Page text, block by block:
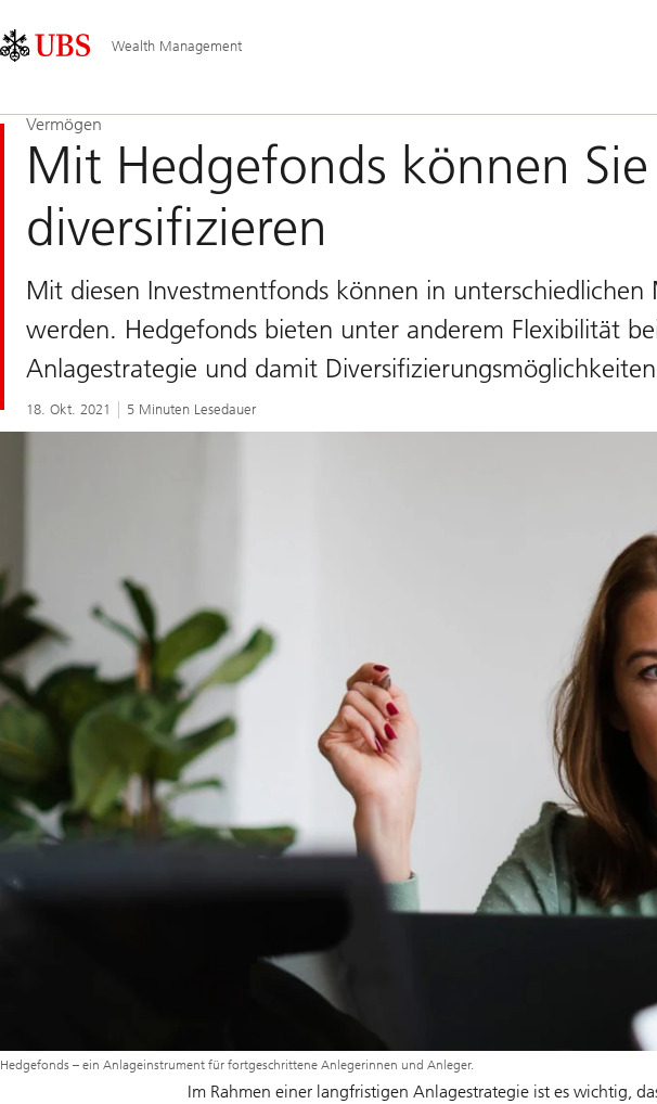
Area
Wealth Management
Vermögen
Mit Hedgefonds können
diversifizieren
Mit diesen Investmentfonds können in
werden. Hedgefonds bieten unter anderem Flexibilität
Anlagestrategie und damit
18. Okt. 2021 5 Minuten Lesedauer
Hedgefonds – ein Anlageinstrument für fortgeschrittene Anlegerinnen und Anleger.
Im Rahmen einer langfristigen Anlagestrategie ist es wichtig,